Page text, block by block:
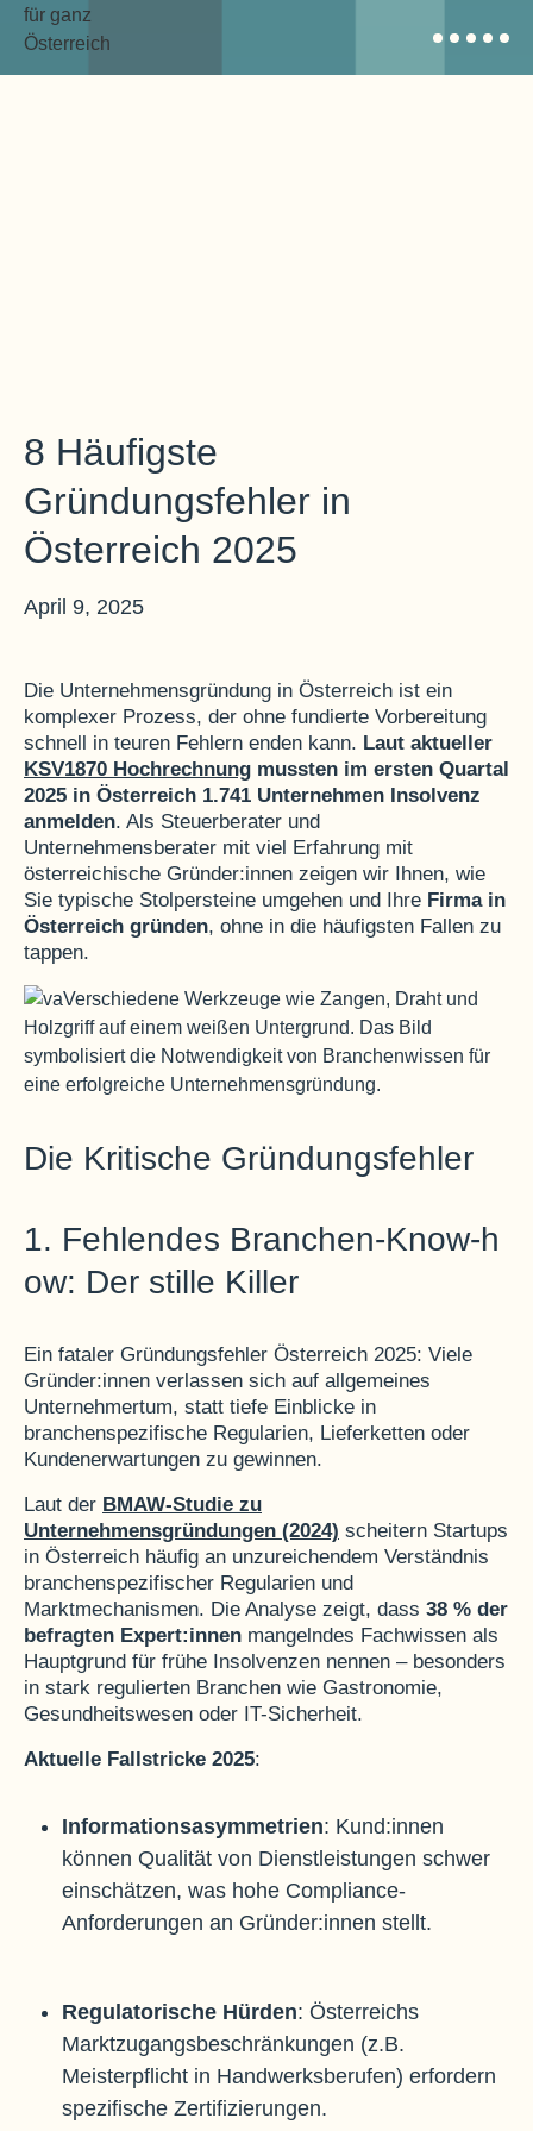
8 Häufigste
Gründungsfehler in
Österreich 2025
April 9, 2025
Die Unternehmensgründung in Österreich ist ein
komplexer Prozess, der ohne fundierte Vorbereitung
schnell in teuren Fehlern enden kann. Laut aktueller
KSV1870 Hochrechnung mussten im ersten Quartal
2025 in Österreich 1.741 Unternehmen Insolvenz
anmelden. Als Steuerberater und
Unternehmensberater mit viel Erfahrung mit
österreichische Gründer:innen zeigen wir Ihnen, wie
Sie typische Stolpersteine umgehen und Ihre Firma in
Österreich gründen, ohne in die häufigsten Fallen zu
tappen.
Die Kritische Gründungsfehler
1. Fehlendes Branchen-Know-h
ow: Der stille Killer
Ein fataler Gründungsfehler Österreich 2025: Viele
Gründer:innen verlassen sich auf allgemeines
Unternehmertum, statt tiefe Einblicke in
branchenspezifische Regularien, Lieferketten oder
Kundenerwartungen zu gewinnen.
Laut der BMAW-Studie zu
Unternehmensgründungen (2024) scheitern Startups
in Österreich häufig an unzureichendem Verständnis
branchenspezifischer Regularien und
Marktmechanismen. Die Analyse zeigt, dass 38 % der
befragten Expert:innen mangelndes Fachwissen als
Hauptgrund für frühe Insolvenzen nennen – besonders
in stark regulierten Branchen wie Gastronomie,
Gesundheitswesen oder IT-Sicherheit.
Aktuelle Fallstricke 2025:
Informationsasymmetrien: Kund:innen
können Qualität von Dienstleistungen schwer
einschätzen, was hohe Compliance-
Anforderungen an Gründer:innen stellt.
Regulatorische Hürden: Österreichs
Marktzugangsbeschränkungen (z.B.
Meisterpflicht in Handwerksberufen) erfordern
spezifische Zertifizierungen.